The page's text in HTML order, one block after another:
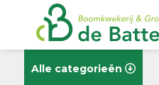
Alle categorieën